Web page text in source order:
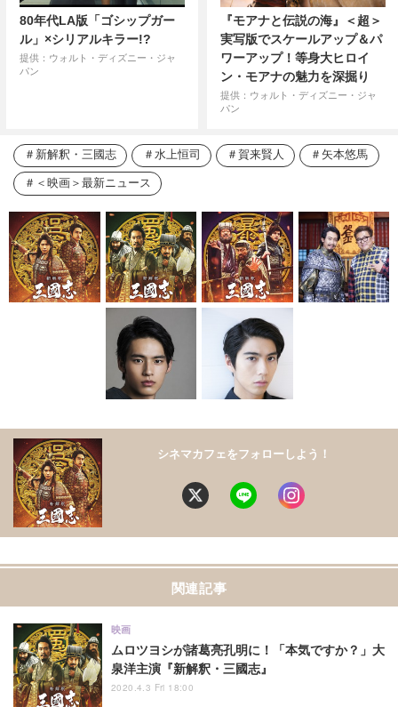
80年代LA版「ゴシップガー
ル」×シリアルキラー!?
提供：ウォルト・ディズニー・ジャ
パン
『モアナと伝説の海』＜超＞
実写版でスケールアップ＆パ
ワーアップ！等身大ヒロイ
ン・モアナの魅力を深掘り
提供：ウォルト・ディズニー・ジャ
パン
新解釈・三國志 水上恒司 賀来賢人 矢本悠馬
＜映画＞最新ニュース
シネマカフェをフォローしよう！
関連記事
ムロツヨシが諸葛亮孔明に！「本気ですか？」大
泉洋主演『新解釈・三國志』
映画
2020.4.3 Fri 18:00